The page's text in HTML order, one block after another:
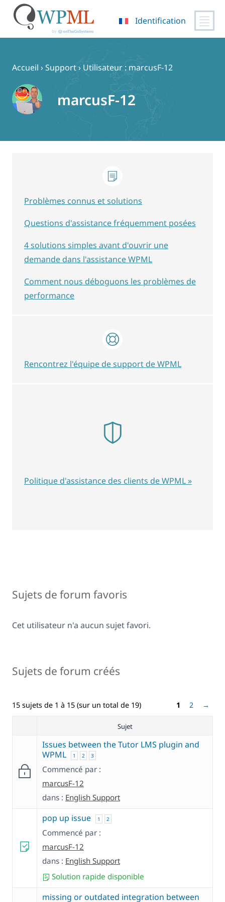
contenu
Identification
Accueil ›Support› Utilisateur : marcusF-12
marcusF-12
Sujets de forum favoris
Cet utilisateur n'a aucun sujet favori.
Sujets de forum créés
15 sujets de 1 à 15 (sur un total de 19) 1 2 →
Sujet
Issues between the Tutor LMS plugin and
WPML
1 2 3
Commencé par :
marcusF-12
dans : English Support
pop up issue 1 2
Commencé par :
marcusF-12
dans : English Support
Solution rapide disponible
missing or outdated integration between
Problèmes connus et solutions
Questions d'assistance fréquemment posées
4 solutions simples avant d'ouvrir une
demande dans l'assistance WPML
Comment nous déboguons les problèmes de
performance
Rencontrez l'équipe de support de WPML
Politique d'assistance des clients de WPML »